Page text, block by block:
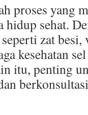
proses yang
hidup sehat.
zat
kesehatan
itu, penting